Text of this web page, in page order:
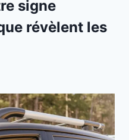
signe
révèlent les